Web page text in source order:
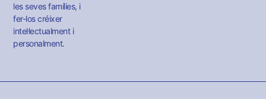
les seves famílies, i
fer-los créixer
intel·lectualment i
personalment.